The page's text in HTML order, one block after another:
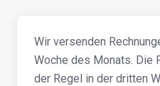
Wir versenden
Woche des Monats. Die
der Regel in der dritten